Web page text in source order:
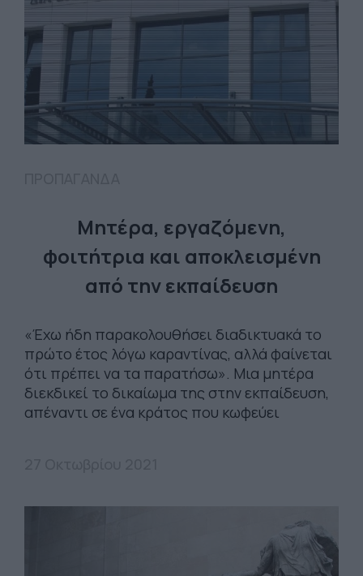
Μητέρα, εργαζόμενη,
φοιτήτρια και αποκλεισμένη
από την εκπαίδευση
«Έχω ήδη παρακολουθήσει διαδικτυακά το
πρώτο έτος λόγω καραντίνας, αλλά φαίνεται
ότι πρέπει να τα παρατήσω». Μια μητέρα
διεκδικεί το δικαίωμα της στην εκπαίδευση,
απέναντι σε ένα κράτος που κωφεύει